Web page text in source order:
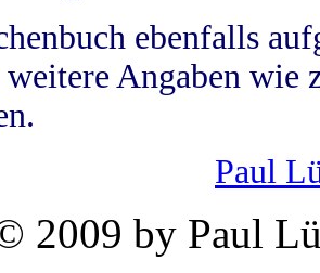
ebenfalls
Angaben wie
Paul
2009 by Paul